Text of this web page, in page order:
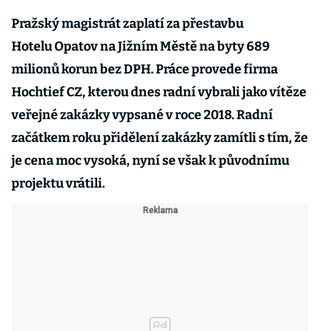
Pražský magistrát zaplatí za přestavbu
Hotelu Opatov na Jižním Městě na byty 689
milionů korun bez DPH. Práce provede firma
Hochtief CZ, kterou dnes radní vybrali jako vítěze
veřejné zakázky vypsané v roce 2018. Radní
začátkem roku přidělení zakázky zamítli s tím, že
je cena moc vysoká, nyní se však k původnímu
projektu vrátili.